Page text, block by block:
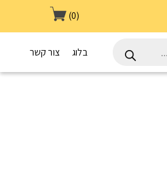
(0)
בלוג צור קשר